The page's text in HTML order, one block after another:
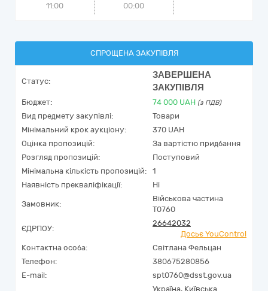
11:00
00:00
СПРОЩЕНА ЗАКУПІВЛЯ
Статус:
ЗАВЕРШЕНА
ЗАКУПІВЛЯ
Бюджет: 74 000 UAH (з ПДВ)
Вид предмету закупівлі:
Товари
Мінімальний крок аукціону:
370 UAH
Оцінка пропозицій:
За вартістю придбання
Розгляд пропозицій:
Поступовий
Мінімальна кількість пропозицій:
1
Наявність прекваліфікації:
Ні
Замовник:
Військова частина
Т0760
ЄДРПОУ:
26642032
Досьє YouControl
Контактна особа:
Світлана Фельцан
Телефон:
380675280856
E-mail:
spt0760@dsst.gov.ua
Україна, Київська